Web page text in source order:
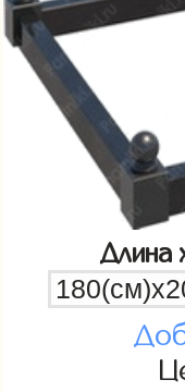
Длина